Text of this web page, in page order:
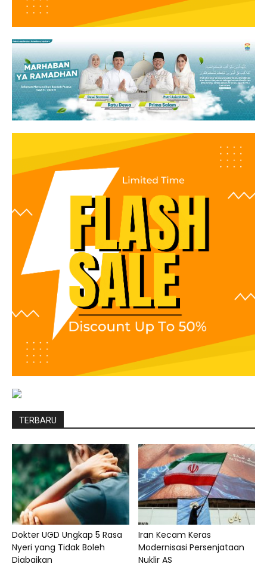
TERBARU
Dokter UGD Ungkap 5 Rasa
Nyeri yang Tidak Boleh
Diabaikan
Iran Kecam Keras
Modernisasi Persenjataan
Nuklir AS